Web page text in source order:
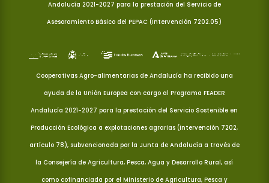
Andalucía 2021-2027 para la prestación del Servicio de
Asesoramiento Básico del PEPAC (Intervención 7202.05)
Cooperativas Agro-alimentarias de Andalucía ha recibido una
ayuda de la Unión Europea con cargo al Programa FEADER
Andalucía 2021-2027 para la prestación del Servicio Sostenible en
Producción Ecológica a explotaciones agrarias (Intervención 7202,
artículo 78), subvencionada por la Junta de Andalucía a través de
la Consejería de Agricultura, Pesca, Agua y Desarrollo Rural, así
como cofinanciada por el Ministerio de Agricultura, Pesca y